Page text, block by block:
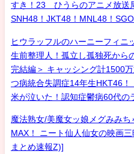
すき！23 ひうらのアニメ放送
SNH48！JKT48！MNL48！
ヒウラッフルのハーニーフィニ
生前整理人！孤立し孤独死から
完結編＞ キャッシング計1500
つ病統合失調症14年生HKT46
米が泣いた！認知症鬱病60代の
魔法熟女/美魔女ッ娘メグみみ
MAX！ ニート仙人仙女の映画
まとめ速報Z)]